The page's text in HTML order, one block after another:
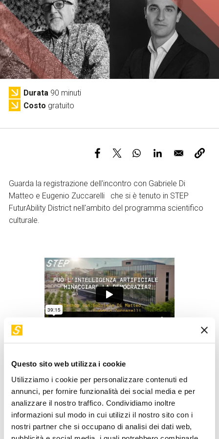
Questo sito web utilizza i cookie
Utilizziamo i cookie per personalizzare contenuti ed
annunci, per fornire funzionalità dei social media e per
analizzare il nostro traffico. Condividiamo inoltre
informazioni sul modo in cui utilizzi il nostro sito con i
nostri partner che si occupano di analisi dei dati web,
Servizi e accessibilità
Contatti
FAQ
Biglietti
Durata 90 minuti
Costo gratuito
Guarda la registrazione dell'incontro con Gabriele Di
Matteo e Eugenio Zuccarelli che si è tenuto in STEP
FuturAbility District nell'ambito del programma scientifico
culturale.
Quest’anno vanno al voto quattro miliardi di persone. C’è il
rischio che l’AI possa mettere in crisi la democrazia con i
suoi deep fake? Clonare la voce di un politico e fargli dire
cose del tutto false è sempre più facile grazie a ChatGPT.
Le leggi che regolano AI in Europa ci sono ma nel resto del